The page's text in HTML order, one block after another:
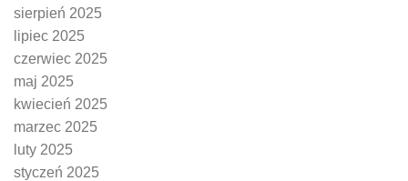
sierpień 2025
lipiec 2025
czerwiec 2025
maj 2025
kwiecień 2025
marzec 2025
luty 2025
styczeń 2025